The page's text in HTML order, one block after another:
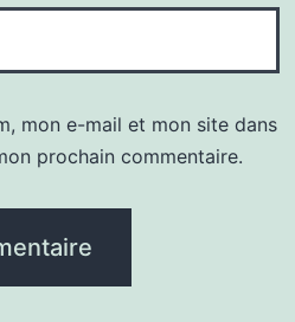
mon e-mail et mon site dans
prochain commentaire.